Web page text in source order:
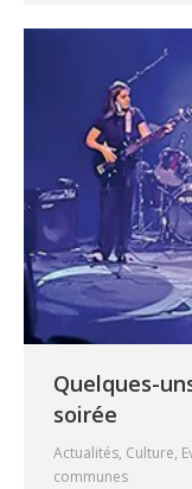
Quelques-
soirée
Actualités, Culture,
communes